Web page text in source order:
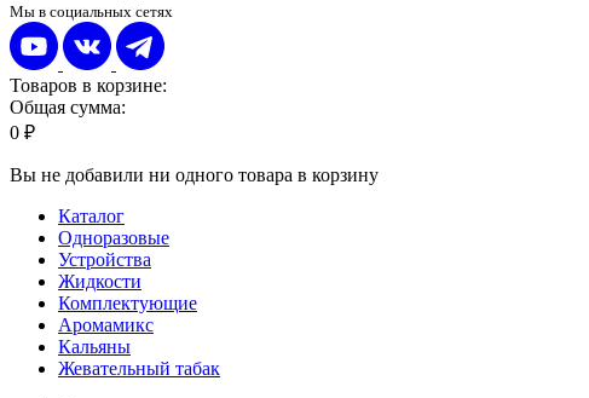
Мы в социальных сетях
Товаров в корзине:
Общая сумма:
0 ₽
Вы не добавили ни одного товара в корзину
Каталог
Одноразовые
Устройства
Жидкости
Комплектующие
Аромамикс
Кальяны
Жевательный табак